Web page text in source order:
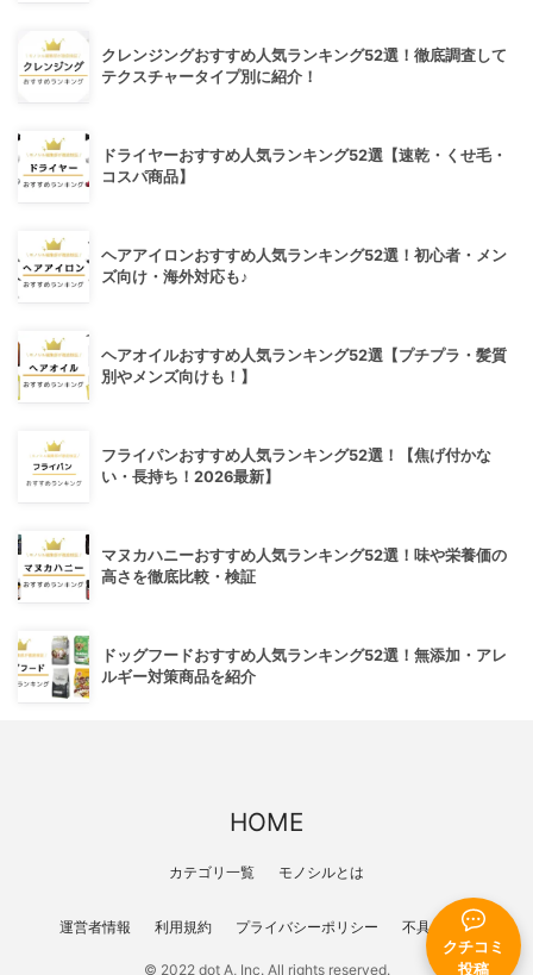
クチコミ
投稿
クレンジングおすすめ人気ランキング52選！徹底調査して
テクスチャータイプ別に紹介！
ドライヤーおすすめ人気ランキング52選【速乾・くせ毛・
コスパ商品】
ヘアアイロンおすすめ人気ランキング52選！初心者・メン
ズ向け・海外対応も♪
ヘアオイルおすすめ人気ランキング52選【プチプラ・髪質
別やメンズ向けも！】
フライパンおすすめ人気ランキング52選！【焦げ付かな
い・長持ち！2026最新】
マヌカハニーおすすめ人気ランキング52選！味や栄養価の
高さを徹底比較・検証
ドッグフードおすすめ人気ランキング52選！無添加・アレ
ルギー対策商品を紹介
HOME
カテゴリ一覧 モノシルとは
運営者情報 利用規約 プライバシーポリシー 不具合報告
© 2022 dot A, Inc. All rights reserved.